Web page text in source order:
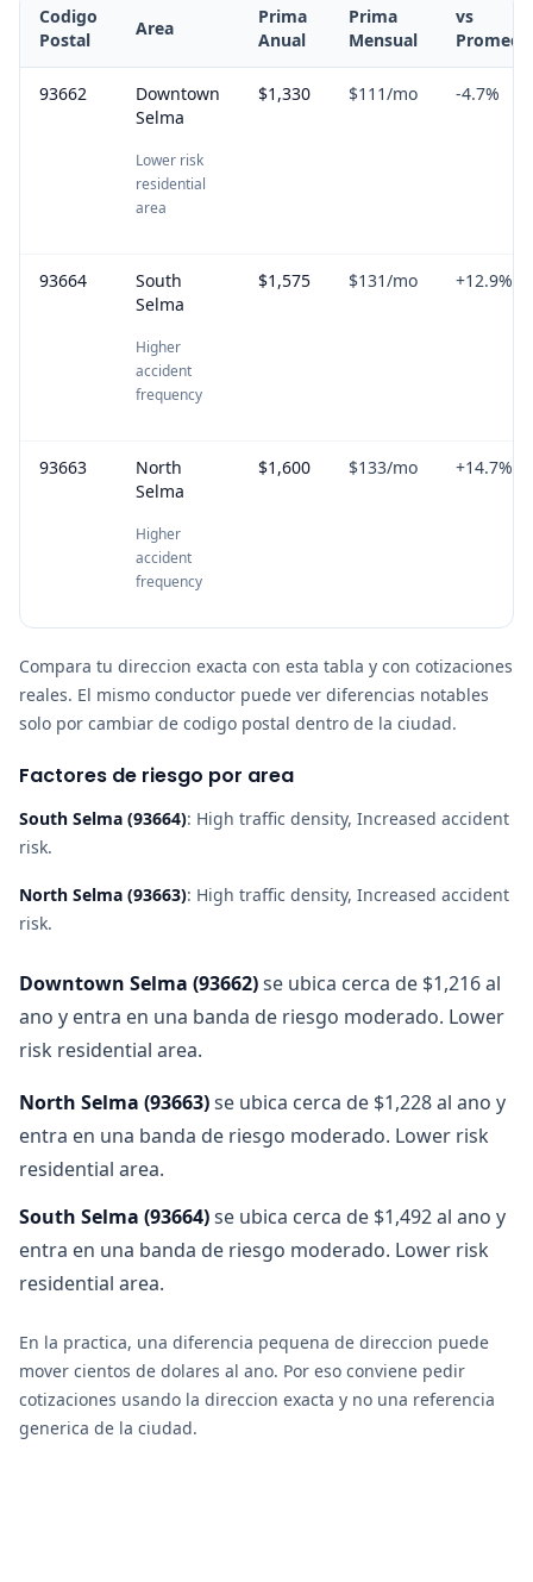
Codigo
Postal
Area
Prima
Anual
Prima
Mensual
vs
93662
Downtown
Selma
Lower risk
residential
area
$1,330 $111/mo -4.7%
93664
South
Selma
Higher
accident
frequency
$1,575 $131/mo +12.9%
93663
North
Selma
Higher
accident
frequency
$1,600 $133/mo +14.7%
Compara tu direccion exacta con esta tabla y con cotizaciones
reales. El mismo conductor puede ver diferencias notables
solo por cambiar de codigo postal dentro de la ciudad.
Factores de riesgo por area
South Selma (93664): High traffic density, Increased accident
risk.
North Selma (93663): High traffic density, Increased accident
risk.
Downtown Selma (93662)se ubica cerca de $1,216 al
ano y entra en una banda de riesgo moderado. Lower
risk residential area.
North Selma (93663)se ubica cerca de $1,228 al ano y
entra en una banda de riesgo moderado. Lower risk
residential area.
South Selma (93664)se ubica cerca de $1,492 al ano y
entra en una banda de riesgo moderado. Lower risk
residential area.
En la practica, una diferencia pequena de direccion puede
mover cientos de dolares al ano. Por eso conviene pedir
cotizaciones usando la direccion exacta y no una referencia
generica de la ciudad.